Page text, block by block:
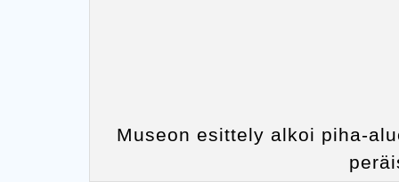
Museon esittely alkoi piha-